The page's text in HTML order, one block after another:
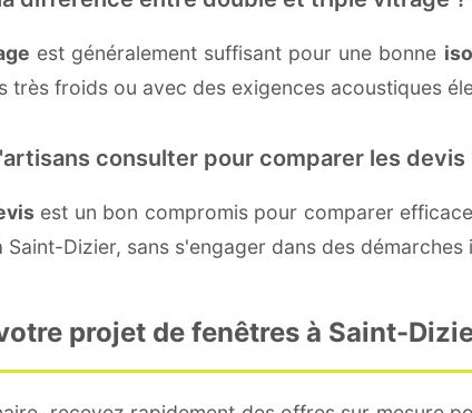
est généralement suffisant pour une bonne
très froids ou avec des exigences acoustiques
consulter pour comparer les devis
est un bon compromis pour comparer
Saint-Dizier, sans s'engager dans des démarches
projet de fenêtres à Saint-